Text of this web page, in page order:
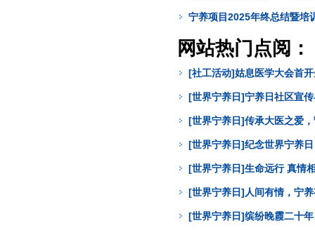
宁养项目2025年终总结暨培
网站热门点阅：
[社工活动]姑息医学大会首
[世界宁养日]宁养日社区宣
[世界宁养日]传承大医之爱
[世界宁养日]纪念世界宁养
[世界宁养日]生命远行 真情
[世界宁养日]人间有情，宁
[世界宁养日]缤纷晚霞二十